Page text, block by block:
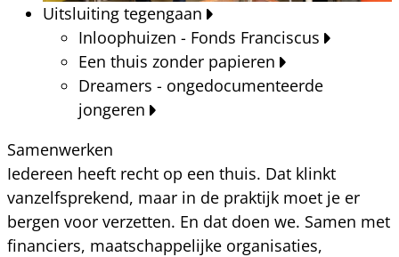
Uitsluiting tegengaan
Inloophuizen - Fonds Franciscus
Een thuis zonder papieren
Dreamers - ongedocumenteerde
jongeren
Samenwerken
Iedereen heeft recht op een thuis. Dat klinkt
vanzelfsprekend, maar in de praktijk moet je er
bergen voor verzetten. En dat doen we. Samen met
financiers, maatschappelijke organisaties,